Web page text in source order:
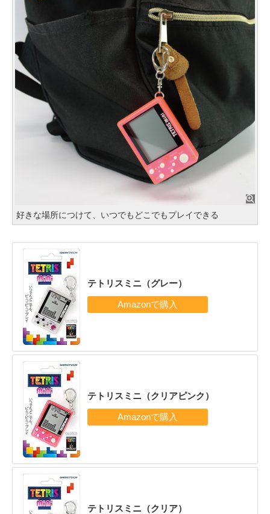
好きな場所につけて、いつでもどこでもプレイできる
テトリスミニ（グレー）
テトリスミニ（クリアピンク）
テトリスミニ（クリア）